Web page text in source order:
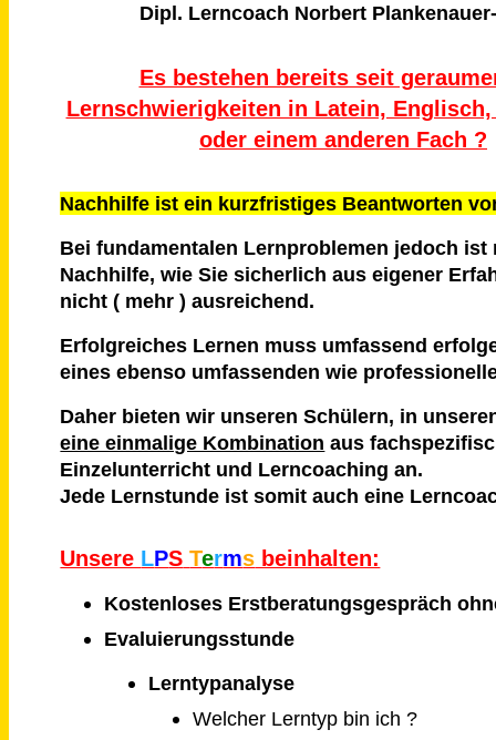
Dipl. Lerncoach Norbert
Es bestehen bereits seit
Lernschwierigkeiten in Latein,
oder einem anderen Fach ?
Nachhilfe ist ein kurzfristiges Beantworten
Bei fundamentalen Lernproblemen jedoch ist
Nachhilfe, wie Sie sicherlich aus eigener
nicht ( mehr ) ausreichend.
Erfolgreiches Lernen muss umfassend
eines ebenso umfassenden wie
Daher bieten wir unseren Schülern, in
eine einmalige Kombination aus
Einzelunterricht und Lerncoaching an.
Jede Lernstunde ist somit auch eine
Unsere LPS Terms beinhalten:
Kostenloses Erstberatungsgespräch
Evaluierungsstunde
Lerntypanalyse
Welcher Lerntyp bin ich ?